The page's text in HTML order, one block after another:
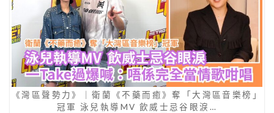
《灣區聲勢力》｜衛蘭《不藥而癒》奪「大灣區音樂榜」
冠軍 泳兒執導MV 飲威士忌谷眼淚…